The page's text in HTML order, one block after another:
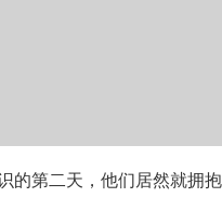
的第二天，他们居然就拥抱